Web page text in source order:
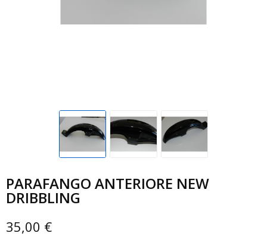
PARAFANGO ANTERIORE NEW
DRIBBLING
35,00 €